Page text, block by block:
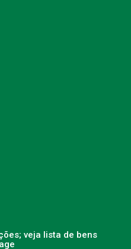
veja lista de bens